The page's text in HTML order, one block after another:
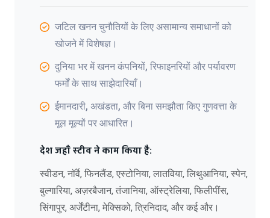
जटिल खनन चुनौतियों के लिए असामान्य समाधानों को
खोजने में विशेषज्ञ।
दुनिया भर में खनन कंपनियों, रिफाइनरियों और पर्यावरण
फर्मों के साथ साझेदारियाँ।
ईमानदारी, अखंडता, और बिना समझौता किए गुणवत्ता के
मूल मूल्यों पर आधारित।
देश जहाँ स्टीव ने काम किया है:
स्वीडन, नॉर्वे, फिनलैंड, एस्टोनिया, लातविया, लिथुआनिया, स्पेन,
बुल्गारिया, अज़रबैजान, तंजानिया, ऑस्ट्रेलिया, फिलीपींस,
सिंगापुर, अर्जेंटीना, मेक्सिको, त्रिनिदाद, और कई और।